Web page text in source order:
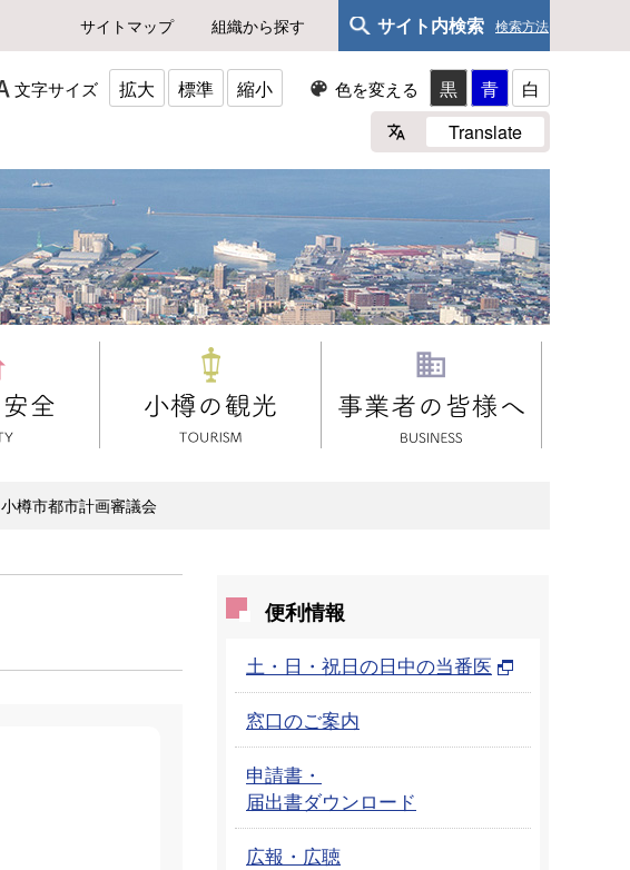
サイトマップ 組織から探す サイト内検索 検索方法
文字サイズ 拡大 標準 縮小 色を変える 黒 青
白
Translate
小樽市都市計画審議会
便利情報
土・日・祝日の日中の当番医
窓口のご案内
申請書・
届出書ダウンロード
広報・広聴